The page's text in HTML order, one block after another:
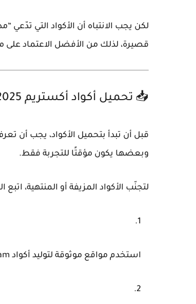
لكن يجب الانتباه أن الأكواد التي تدّعي
قصيرة، لذلك من الأفضل الاعتماد على
📥 تحميل أكواد أكستريم Xtream IPTV Code 2025 لمدة سنة
قبل أن تبدأ بتحميل الأكواد، يجب أن
وبعضها يكون مؤقتًا للتجربة فقط.
لتجنّب الأكواد المزيفة أو المنتهية، اتبع
استخدم مواقع موثوقة لتوليد أكواد Xtream مجانية.